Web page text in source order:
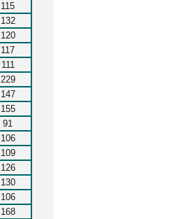
115
132
120
117
111
229
147
155
91
106
109
126
130
106
168